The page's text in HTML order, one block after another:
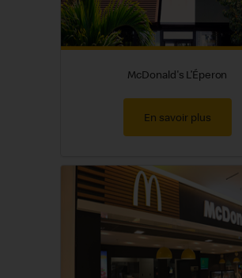
McDonald's L’Éperon
En savoir plus